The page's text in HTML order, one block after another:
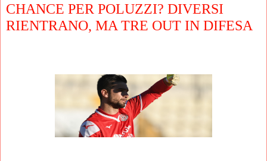
CHANCE PER POLUZZI? DIVERSI
RIENTRANO, MA TRE OUT IN DIFESA